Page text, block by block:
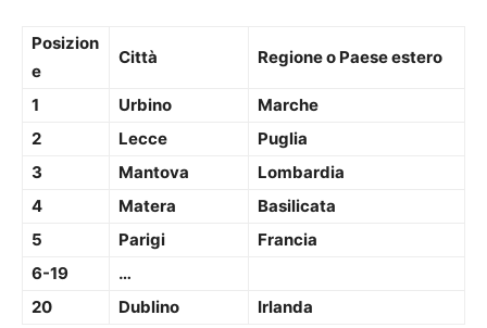
Posizion
e
Città Regione o Paese estero
1 Urbino
Marche
2
Lecce
Puglia
3
Mantova
Lombardia
4
Matera
Basilicata
5
Parigi
Francia
6-19
…
20
Dublino Irlanda